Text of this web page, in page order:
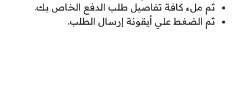
ثم ملء كافة تفاصيل طلب الدفع الخاص بك.
ثم الضغط علي أيقونة إرسال الطلب.